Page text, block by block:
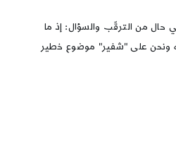
حال من الترقّب والسؤال: إذ ما
ونحن على "شفير" موضوع خطير